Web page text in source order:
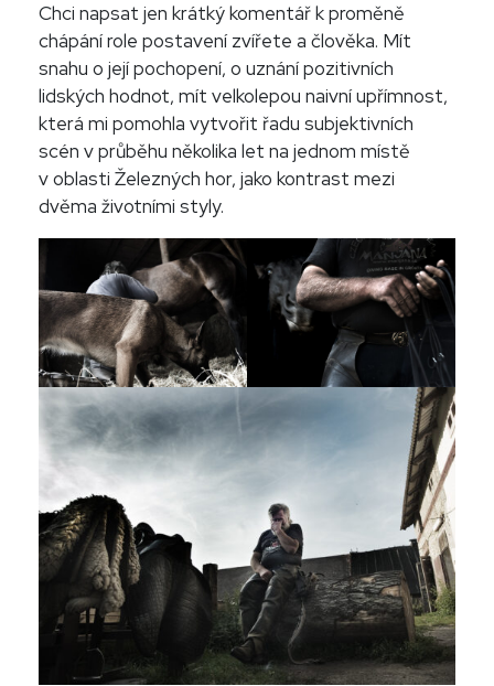
Chci napsat jen krátký komentář k proměně
chápání role postavení zvířete a člověka. Mít
snahu o její pochopení, o uznání pozitivních
lidských hodnot, mít velkolepou naivní upřímnost,
která mi pomohla vytvořit řadu subjektivních
scén v průběhu několika let na jednom místě
v oblasti Železných hor, jako kontrast mezi
dvěma životními styly.